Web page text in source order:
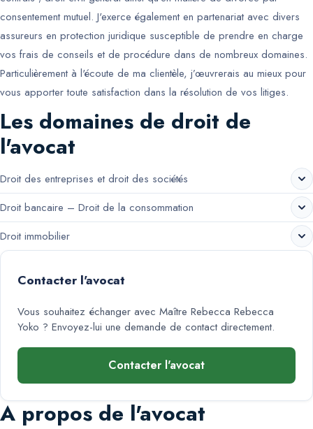
consentement mutuel. J'exerce également en partenariat avec divers
assureurs en protection juridique susceptible de prendre en charge
vos frais de conseils et de procédure dans de nombreux domaines.
Particulièrement à l'écoute de ma clientèle, j’œuvrerais au mieux pour
vous apporter toute satisfaction dans la résolution de vos litiges.
Les domaines de droit de
l'avocat
Droit des entreprises et droit des sociétés
Droit bancaire – Droit de la consommation
Droit immobilier
Contacter l'avocat
Vous souhaitez échanger avec Maître Rebecca Rebecca
Yoko ? Envoyez-lui une demande de contact directement.
Contacter l'avocat
A propos de l'avocat